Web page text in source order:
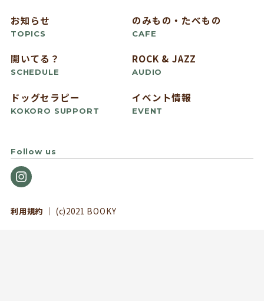
お知らせ
TOPICS
のみもの・たべもの
CAFE
開いてる？
SCHEDULE
ROCK & JAZZ
AUDIO
ドッグセラピー
KOKORO SUPPORT
イベント情報
EVENT
Follow us
利用規約 ｜ (c)2021 BOOKY